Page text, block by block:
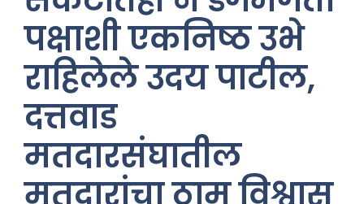
पक्षाशी एकनिष्ठ उभे
राहिलेले उदय पाटील,
दत्तवाड
मतदारसंघातील